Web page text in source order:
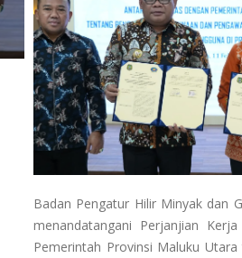
Badan Pengatur Hilir Minyak dan
menandatangani Perjanjian
Pemerintah Provinsi Maluku